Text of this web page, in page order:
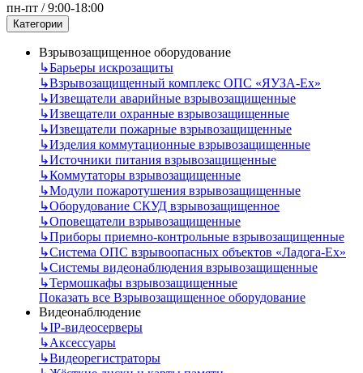
пн-пт / 9:00-18:00
Категории
Взрывозащищенное оборудование
↳Барьеры искрозащиты
↳Взрывозащищенный комплекс ОПС «ЯУЗА-Ех»
↳Извещатели аварийные взрывозащищенные
↳Извещатели охранные взрывозащищенные
↳Извещатели пожарные взрывозащищенные
↳Изделия коммутационные взрывозащищенные
↳Источники питания взрывозащищенные
↳Коммутаторы взрывозащищенные
↳Модули пожаротушения взрывозащищенные
↳Оборудование СКУД взрывозащищенное
↳Оповещатели взрывозащищенные
↳Приборы приемно-контрольные взрывозащищенные
↳Система ОПС взрывоопасных объектов «Ладога-Ex»
↳Системы видеонаблюдения взрывозащищенные
↳Термошкафы взрывозащищенные
Показать все Взрывозащищенное оборудование
Видеонаблюдение
↳IP-видеосерверы
↳Аксессуары
↳Видеорегистраторы